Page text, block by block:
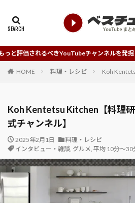
きYouTubeチャンネルを発掘していく
HOME 料理・レシピ Koh
Koh Kentetsu Kitchen【料理
式チャンネル】
2025年2月1日
料理・レシピ
インタビュー・雑談, グルメ, 平均 10分～30